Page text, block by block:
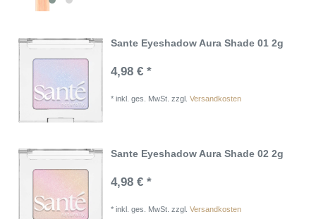
Sante Eyeshadow Aura Shade 01 2g
4,98 € *
*inkl. ges. MwSt. zzgl.Versandkosten
Sante Eyeshadow Aura Shade 02 2g
4,98 € *
*inkl. ges. MwSt. zzgl.Versandkosten